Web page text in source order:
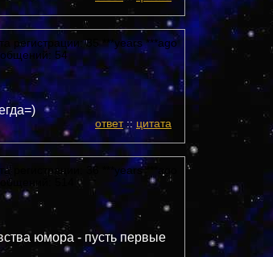
регистрации: 35 ***years ***ago
54
ответ:: цитата
регистрации: 36 ***years ***ago
514
юмора - пусть первые